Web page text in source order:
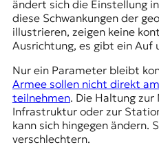
ändert sich die Einstellung
diese Schwankungen der
illustrieren, zeigen keine
Ausrichtung, es gibt ein Auf
Nur ein Parameter bleibt
Armee sollen nicht direkt
teilnehmen. Die Haltung zur
Infrastruktur oder zur
kann sich hingegen ändern.
verschlechtern.